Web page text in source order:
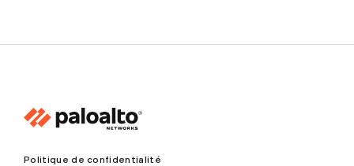
Politique de confidentialité